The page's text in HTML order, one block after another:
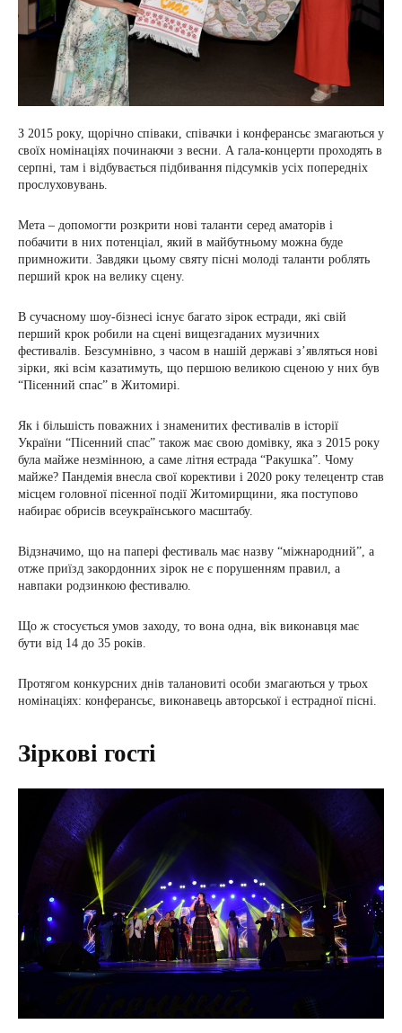
З 2015 року, щорічно співаки, співачки і конферансьє змагаються у
своїх номінаціях починаючи з весни. А гала-концерти проходять в
серпні, там і відбувається підбивання підсумків усіх попередніх
прослуховувань.
Мета – допомогти розкрити нові таланти серед аматорів і
побачити в них потенціал, який в майбутньому можна буде
примножити. Завдяки цьому святу пісні молоді таланти роблять
перший крок на велику сцену.
В сучасному шоу-бізнесі існує багато зірок естради, які свій
перший крок робили на сцені вищезгаданих музичних
фестивалів. Безсумнівно, з часом в нашій державі з’являться нові
зірки, які всім казатимуть, що першою великою сценою у них був
“Пісенний спас” в Житомирі.
Як і більшість поважних і знаменитих фестивалів в історії
України “Пісенний спас” також має свою домівку, яка з 2015 року
була майже незмінною, а саме літня естрада “Ракушка”. Чому
майже? Пандемія внесла свої корективи і 2020 року телецентр став
місцем головної пісенної події Житомирщини, яка поступово
набирає обрисів всеукраїнського масштабу.
Відзначимо, що на папері фестиваль має назву “міжнародний”, а
отже приїзд закордонних зірок не є порушенням правил, а
навпаки родзинкою фестивалю.
Що ж стосується умов заходу, то вона одна, вік виконавця має
бути від 14 до 35 років.
Протягом конкурсних днів талановиті особи змагаються у трьох
номінаціях: конферансьє, виконавець авторської і естрадної пісні.
Зіркові гості